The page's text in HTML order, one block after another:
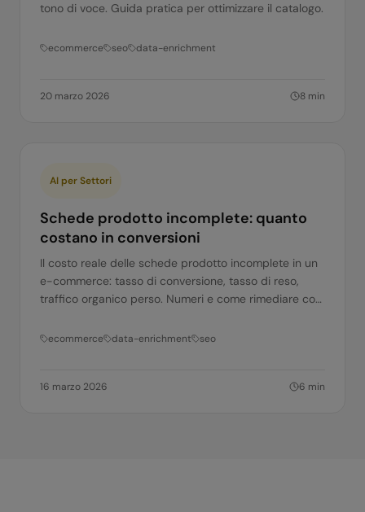
tono di voce. Guida pratica per ottimizzare il catalogo.
ecommerce seo data-enrichment
20 marzo 2026 8 min
AI per Settori
Schede prodotto incomplete: quanto
costano in conversioni
Il costo reale delle schede prodotto incomplete in un
e-commerce: tasso di conversione, tasso di reso,
traffico organico perso. Numeri e come rimediare con
ecommerce data-enrichment seo
16 marzo 2026 6 min